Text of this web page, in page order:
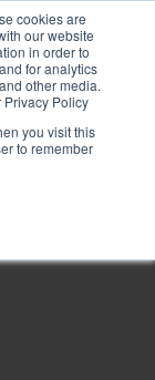
cookies are
our website
in order to
for analytics
other media.
Privacy Policy
you visit this
to remember